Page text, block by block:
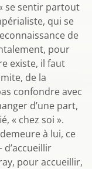
se sentir partout
qui se
de
pour
existe, il faut
de la
confondre avec
d’une part,
« chez soi ».
à lui, ce
d’accueillir
pour accueillir,